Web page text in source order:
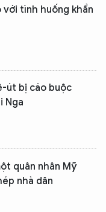
tình huống khẩn
út bị cáo buộc
Nga
quân nhân Mỹ
nhà dân